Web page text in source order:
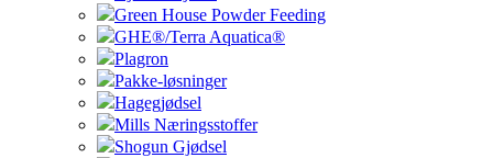
Green House Powder Feeding
GHE®/Terra Aquatica®
Plagron
Pakke-løsninger
Hagegjødsel
Mills Næringsstoffer
Shogun Gjødsel